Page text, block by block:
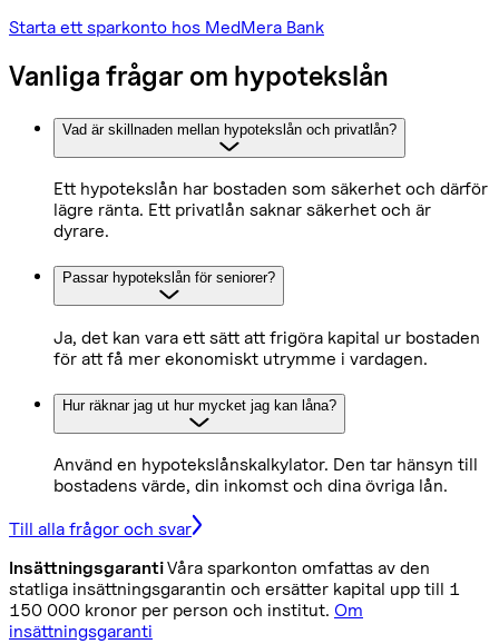
Starta ett sparkonto hos MedMera Bank
Vanliga frågar om hypotekslån
Vad är skillnaden mellan hypotekslån och privatlån?
Ett hypotekslån har bostaden som säkerhet och därför
lägre ränta. Ett privatlån saknar säkerhet och är
dyrare.
Passar hypotekslån för seniorer?
Ja, det kan vara ett sätt att frigöra kapital ur bostaden
för att få mer ekonomiskt utrymme i vardagen.
Hur räknar jag ut hur mycket jag kan låna?
Använd en hypotekslånskalkylator. Den tar hänsyn till
bostadens värde, din inkomst och dina övriga lån.
Till alla frågor och svar
InsättningsgarantiVåra sparkonton omfattas av den
statliga insättningsgarantin och ersätter kapital upp till 1
150 000 kronor per person och institut. Om
insättningsgaranti